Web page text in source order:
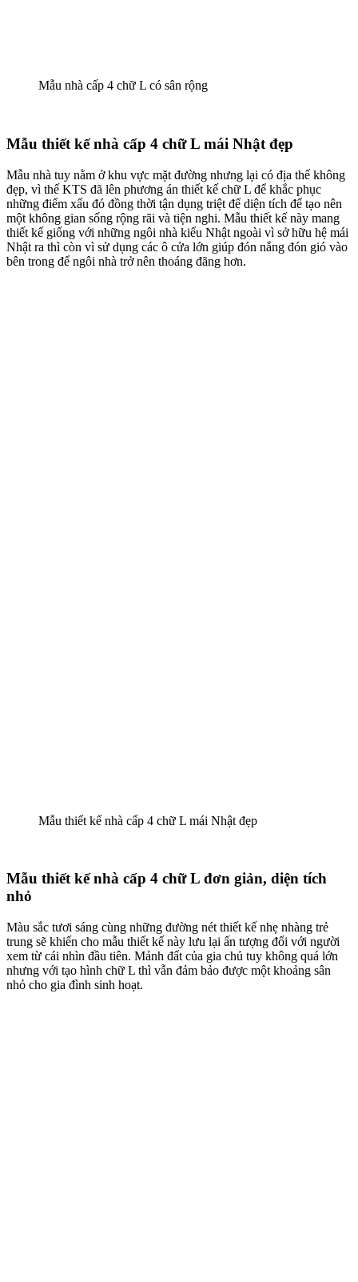
Mẫu nhà cấp 4 chữ L có sân rộng
Mẫu thiết kế nhà cấp 4 chữ L mái Nhật đẹp
Mẫu nhà tuy nằm ở khu vực mặt đường nhưng lại có địa thế không
đẹp, vì thế KTS đã lên phương án thiết kế chữ L để khắc phục
những điểm xấu đó đồng thời tận dụng triệt để diện tích để tạo nên
một không gian sống rộng rãi và tiện nghi. Mẫu thiết kế này mang
thiết kế giống với những ngôi nhà kiểu Nhật ngoài vì sở hữu hệ mái
Nhật ra thì còn vì sử dụng các ô cửa lớn giúp đón nắng đón gió vào
bên trong để ngôi nhà trở nên thoáng đãng hơn.
Mẫu thiết kế nhà cấp 4 chữ L mái Nhật đẹp
Mẫu thiết kế nhà cấp 4 chữ L đơn giản, diện tích
nhỏ
Màu sắc tươi sáng cùng những đường nét thiết kế nhẹ nhàng trẻ
trung sẽ khiến cho mẫu thiết kế này lưu lại ấn tượng đối với người
xem từ cái nhìn đầu tiên. Mảnh đất của gia chủ tuy không quá lớn
nhưng với tạo hình chữ L thì vẫn đảm bảo được một khoảng sân
nhỏ cho gia đình sinh hoạt.